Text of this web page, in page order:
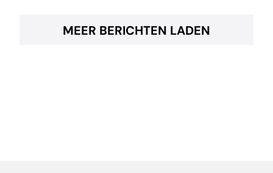
MEER BERICHTEN LADEN